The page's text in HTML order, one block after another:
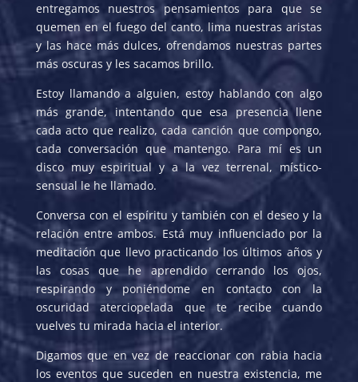
entregamos nuestros pensamientos para que se
quemen en el fuego del canto, lima nuestras aristas
y las hace más dulces, ofrendamos nuestras partes
más oscuras y les sacamos brillo.
Estoy llamando a alguien, estoy hablando con algo
más grande, intentando que esa presencia llene
cada acto que realizo, cada canción que compongo,
cada conversación que mantengo. Para mí es un
disco muy espiritual y a la vez terrenal, místico-
sensual le he llamado.
Conversa con el espíritu y también con el deseo y la
relación entre ambos. Está muy influenciado por la
meditación que llevo practicando los últimos años y
las cosas que he aprendido cerrando los ojos,
respirando y poniéndome en contacto con la
oscuridad aterciopelada que te recibe cuando
vuelves tu mirada hacia el interior.
Digamos que en vez de reaccionar con rabia hacia
los eventos que suceden en nuestra existencia, me